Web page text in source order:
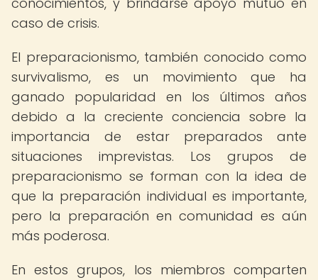
caso de crisis.
El preparacionismo, también conocido como
survivalismo, es un movimiento que ha
ganado popularidad en los últimos años
debido a la creciente conciencia sobre la
importancia de estar preparados ante
situaciones imprevistas. Los grupos de
preparacionismo se forman con la idea de
que la preparación individual es importante,
pero la preparación en comunidad es aún
más poderosa.
En estos grupos, los miembros comparten